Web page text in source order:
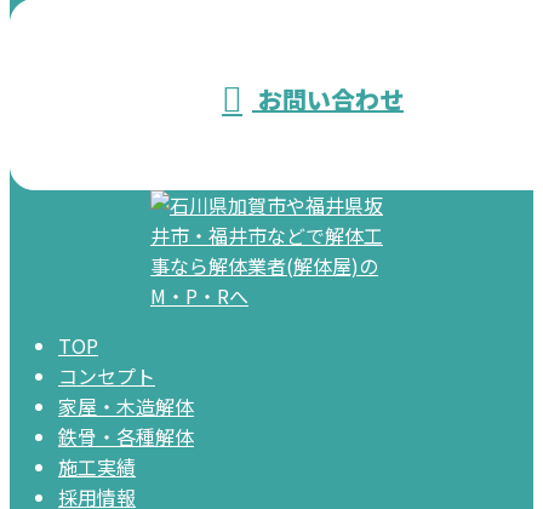
お問い合わせ
TOP
コンセプト
家屋・木造解体
鉄骨・各種解体
施工実績
採用情報